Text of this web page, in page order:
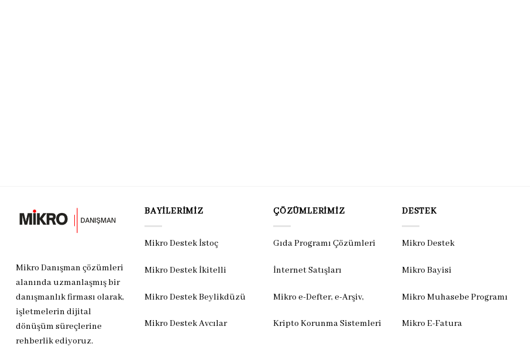
Mikro Danışman çözümleri
alanında uzmanlaşmış bir
danışmanlık firması olarak,
işletmelerin dijital
dönüşüm süreçlerine
rehberlik ediyoruz.
BAYILERIMIZ
Mikro Destek İstoç
Mikro Destek İkitelli
Mikro Destek Beylikdüzü
Mikro Destek Avcılar
ÇÖZÜMLERIMIZ
Gıda Programı Çözümleri
İnternet Satışları
Mikro e-Defter, e-Arşiv,
Kripto Korunma Sistemleri
DESTEK
Mikro Destek
Mikro Bayisi
Mikro Muhasebe Programı
Mikro E-Fatura